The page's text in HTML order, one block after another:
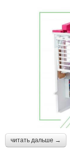
читать дальше →